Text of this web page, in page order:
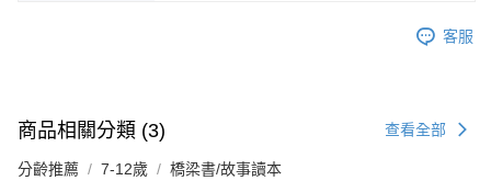
客服
商品相關分類 (3) 查看全部
分齡推薦 7-12歲 橋梁書/故事讀本